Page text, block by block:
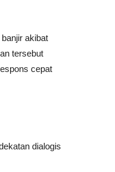
akibat
tersebut
cepat
dialogis